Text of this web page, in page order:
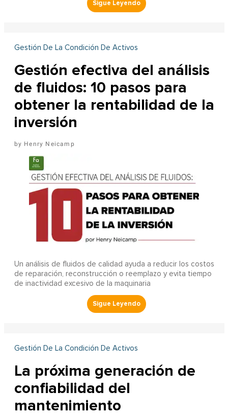
Gestión De La Condición De Activos
Gestión efectiva del análisis
de fluidos: 10 pasos para
obtener la rentabilidad de la
inversión
Henry Neicamp
Un análisis de fluidos de calidad ayuda a reducir los costos
de reparación, reconstrucción o reemplazo y evita tiempo
de inactividad excesivo de la maquinaria
Gestión De La Condición De Activos
La próxima generación de
confiabilidad del
mantenimiento